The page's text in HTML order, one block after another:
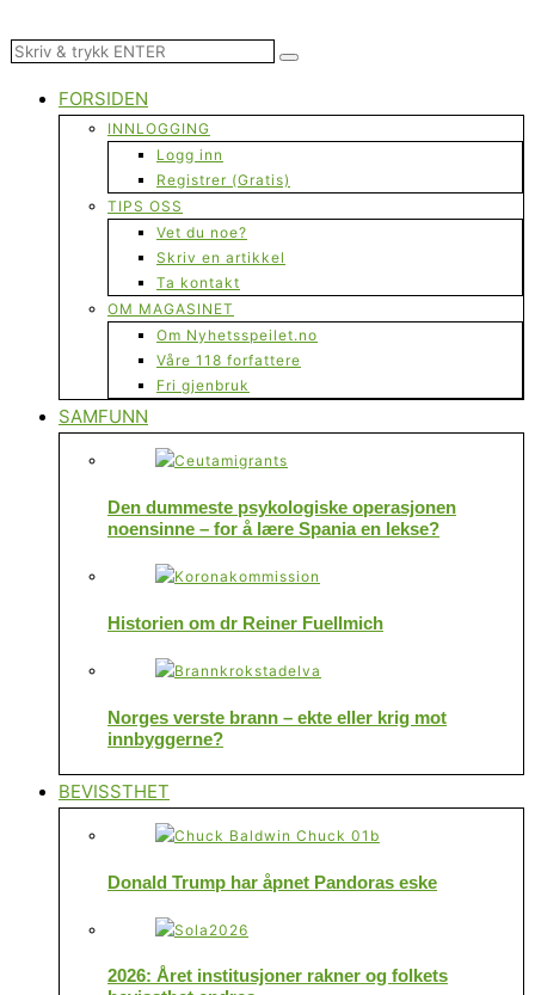
FORSIDEN
INNLOGGING
Logg inn
Registrer (Gratis)
TIPS OSS
Vet du noe?
Skriv en artikkel
Ta kontakt
OM MAGASINET
Om Nyhetsspeilet.no
Våre 118 forfattere
Fri gjenbruk
SAMFUNN
Den dummeste psykologiske operasjonen
noensinne – for å lære Spania en lekse?
Historien om dr Reiner Fuellmich
Norges verste brann – ekte eller krig mot
innbyggerne?
BEVISSTHET
Donald Trump har åpnet Pandoras eske
2026: Året institusjoner rakner og folkets